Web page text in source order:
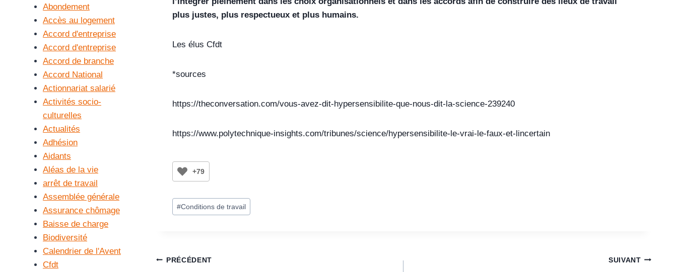
plus justes, plus respectueux et plus humains.
Les élus Cfdt
*sources
https://theconversation.com/vous-avez-dit-hypersensibilite-que-nous-dit-la-science-239240
https://www.polytechnique-insights.com/tribunes/science/hypersensibilite-le-vrai-le-faux-et-lincertain
+79
#Conditions de travail
PRÉCÉDENT SUIVANT
Abondement
Accès au logement
Accord d'entreprise
Accord d'entreprise
Accord de branche
Accord National
Actionnariat salarié
Activités socio-
culturelles
Actualités
Adhésion
Aidants
Aléas de la vie
arrêt de travail
Assemblée générale
Assurance chômage
Baisse de charge
Biodiversité
Calendrier de l'Avent
Cfdt